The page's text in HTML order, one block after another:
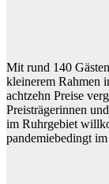
Mit rund 140
kleinerem Rahmen
achtzehn Preise
Preisträgerinnen
im Ruhrgebiet
pandemiebedingt